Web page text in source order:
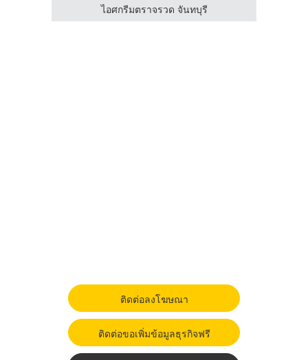
ไอศกรีมตราจรวด จันทบุรี
ติดต่อลงโฆษณา
ติดต่อขอเพิ่มข้อมูลธุรกิจฟรี